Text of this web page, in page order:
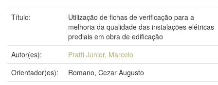
Título:
Utilização de fichas de verificação para a
melhoria da qualidade das instalações elétricas
prediais em obra de edificação
Autor(es):
Pratti Junior, Marcelo
Orientador(es):
Romano, Cezar Augusto